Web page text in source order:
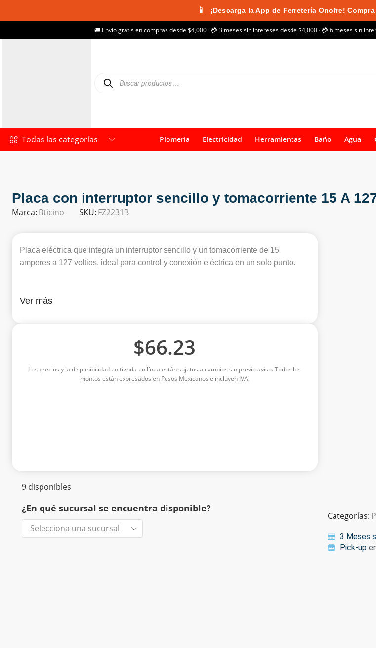
📱 ¡Descarga la App de Ferretería Onofre!
🚚 Envío gratis en compras desde $4,000 · 💳 3 meses sin intereses desde $4,000 · 💳 6 meses sin
Todas las categorías Plomería Electricidad Herramientas Baño Agua
Placa con interruptor sencillo y tomacorriente 15 A
Marca: Bticino SKU: FZ2231B
Placa eléctrica que integra un interruptor sencillo y un tomacorriente de 15
amperes a 127 voltios, ideal para control y conexión eléctrica en un solo punto.
Ver más
$66.23
Los precios y la disponibilidad en tienda en línea están sujetos a cambios sin previo aviso. Todos los
montos están expresados en Pesos Mexicanos e incluyen IVA.
9 disponibles
¿En qué sucursal se encuentra disponible?
Categorías:
3 Meses
Pick-up